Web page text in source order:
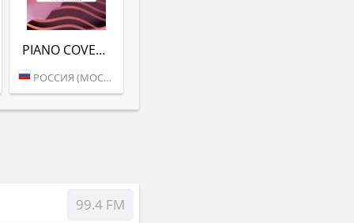
PIANO COVERS (РАДИО ROMANTIKA)
РОССИЯ (МОСКВА)
99.4 FM